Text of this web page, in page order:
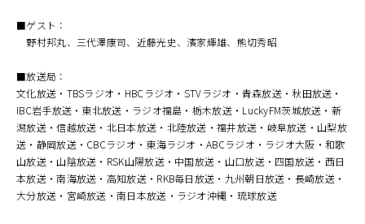
■ゲスト：
野村邦丸、三代澤康司、近藤光史、濱家輝雄、熊切秀昭
■放送局：
文化放送・TBSラジオ・HBCラジオ・STVラジオ・青森放送・秋田放送・
IBC岩手放送・東北放送・ラジオ福島・栃木放送・LuckyFM茨城放送・新
潟放送・信越放送・北日本放送・北陸放送・福井放送・岐阜放送・山梨放
送・静岡放送・CBCラジオ・東海ラジオ・ABCラジオ・ラジオ大阪・和歌
山放送・山陰放送・RSK山陽放送・中国放送・山口放送・四国放送・西日
本放送・南海放送・高知放送・RKB毎日放送・九州朝日放送・長崎放送・
大分放送・宮崎放送・南日本放送・ラジオ沖縄・琉球放送